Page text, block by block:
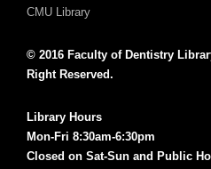
CMU Library
© 2016 Faculty of Dentistry
Right Reserved.
Library Hours
Mon-Fri 8:30am-6:30pm
Closed on Sat-Sun and Public